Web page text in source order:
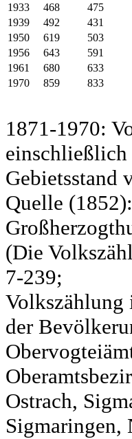
1933
468
475
1939
492
431
1950
619
503
1956
643
591
1961
680
633
1970
859 833
1871-1970:
einschließlich
Gebietsstand
Quelle
(Die
7-239;
Volkszählung
der
Ostrach,
Sigmaringen,